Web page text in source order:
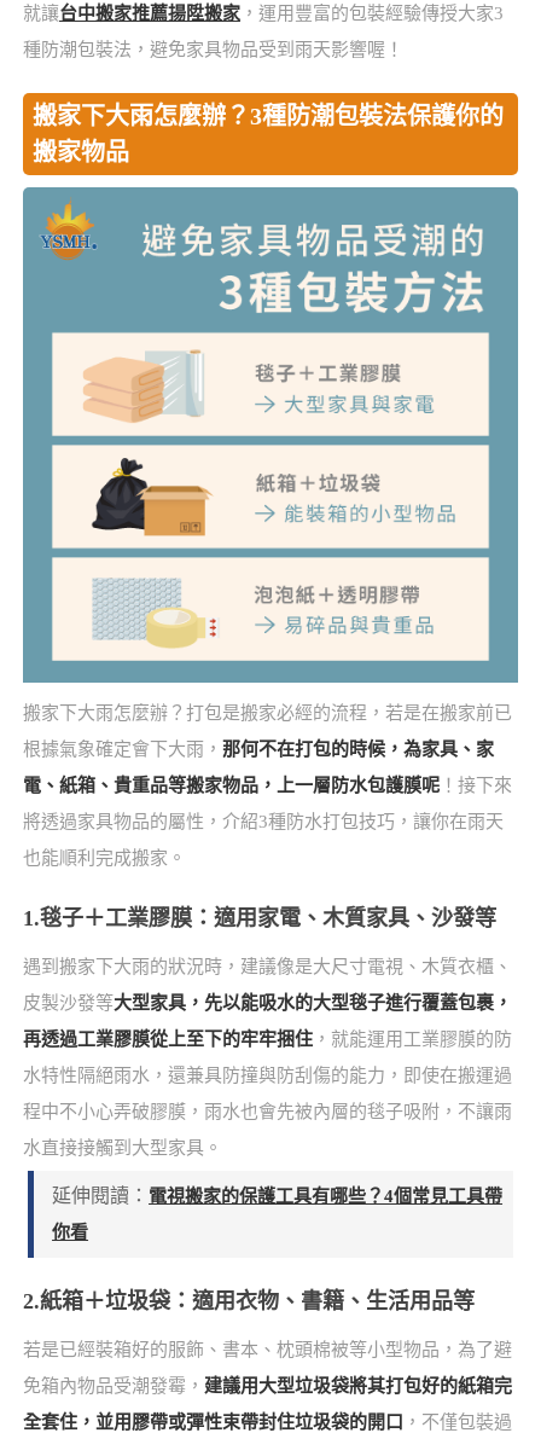
就讓台中搬家推薦揚陞搬家，運用豐富的包裝經驗傳授大家3
種防潮包裝法，避免家具物品受到雨天影響喔！
搬家下大雨怎麼辦？3種防潮包裝法保護你的
搬家物品
搬家下大雨怎麼辦？打包是搬家必經的流程，若是在搬家前已
根據氣象確定會下大雨， 那何不在打包的時候，為家具、家
電、紙箱、貴重品等搬家物品，上一層防水包護膜呢！接下來
將透過家具物品的屬性，介紹3種防水打包技巧，讓你在雨天
也能順利完成搬家。
1.毯子＋工業膠膜：適用家電、木質家具、沙發等
遇到搬家下大雨的狀況時，建議像是大尺寸電視、木質衣櫃、
皮製沙發等大型家具，先以能吸水的大型毯子進行覆蓋包裹，
再透過工業膠膜從上至下的牢牢捆住，就能運用工業膠膜的防
水特性隔絕雨水，還兼具防撞與防刮傷的能力，即使在搬運過
程中不小心弄破膠膜，雨水也會先被內層的毯子吸附，不讓雨
水直接接觸到大型家具。
延伸閱讀： 電視搬家的保護工具有哪些？4個常見工具帶
你看
2.紙箱＋垃圾袋：適用衣物、書籍、生活用品等
若是已經裝箱好的服飾、書本、枕頭棉被等小型物品，為了避
免箱內物品受潮發霉， 建議用大型垃圾袋將其打包好的紙箱完
全套住，並用膠帶或彈性束帶封住垃圾袋的開口 ，不僅包裝過